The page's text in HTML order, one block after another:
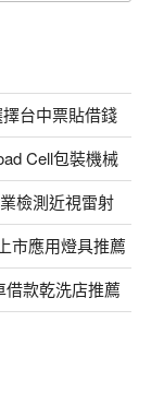
台中票貼借錢
Cell包裝機械
檢測近視雷射
市應用燈具推薦
款乾洗店推薦